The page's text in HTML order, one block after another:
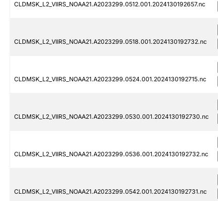
CLDMSK_L2_VIIRS_NOAA21.A2023299.0512.001.2024130192657.nc
CLDMSK_L2_VIIRS_NOAA21.A2023299.0518.001.2024130192732.nc
CLDMSK_L2_VIIRS_NOAA21.A2023299.0524.001.2024130192715.nc
CLDMSK_L2_VIIRS_NOAA21.A2023299.0530.001.2024130192730.nc
CLDMSK_L2_VIIRS_NOAA21.A2023299.0536.001.2024130192732.nc
CLDMSK_L2_VIIRS_NOAA21.A2023299.0542.001.2024130192731.nc